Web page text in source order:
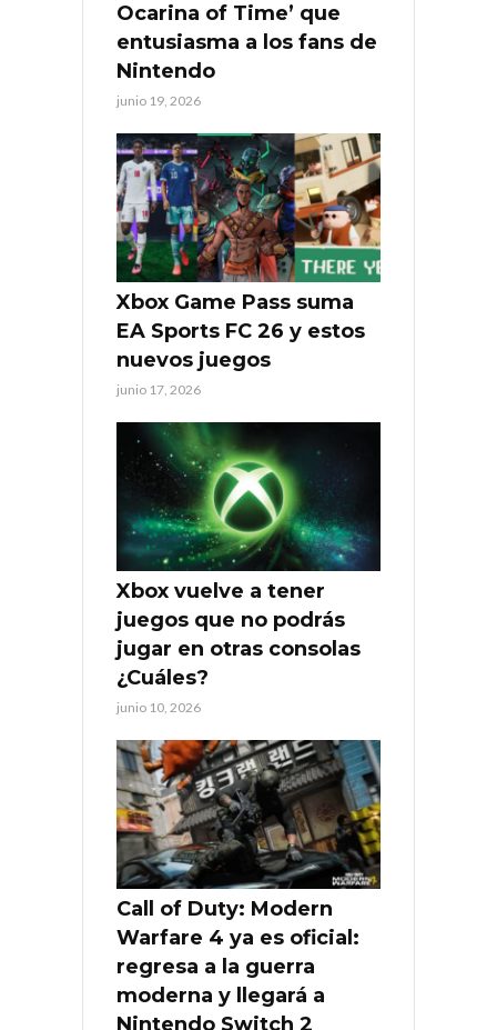
Ocarina of Time’ que
entusiasma a los fans de
Nintendo
junio 19, 2026
Xbox Game Pass suma
EA Sports FC 26 y estos
nuevos juegos
junio 17, 2026
Xbox vuelve a tener
juegos que no podrás
jugar en otras consolas
¿Cuáles?
junio 10, 2026
Call of Duty: Modern
Warfare 4 ya es oficial:
regresa a la guerra
moderna y llegará a
Nintendo Switch 2